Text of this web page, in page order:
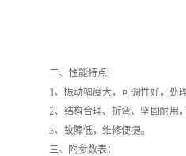
二、性能特点:
1、振动幅度大，可调性好，处
2、结构合理、折弯、坚固耐用
3、故障低，维修便捷。
三、附参数表：